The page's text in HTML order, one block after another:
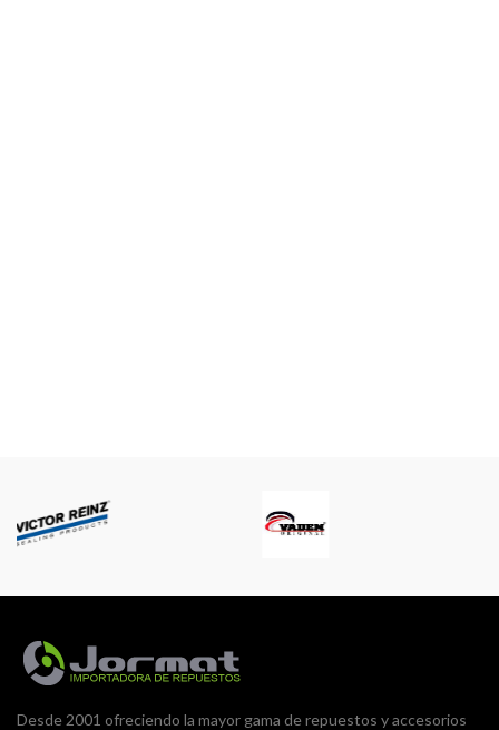
Desde 2001 ofreciendo la mayor gama de repuestos y accesorios